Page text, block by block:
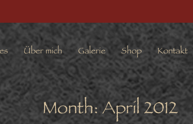
Über mich Galerie Shop Kontakt
Month:April 2012